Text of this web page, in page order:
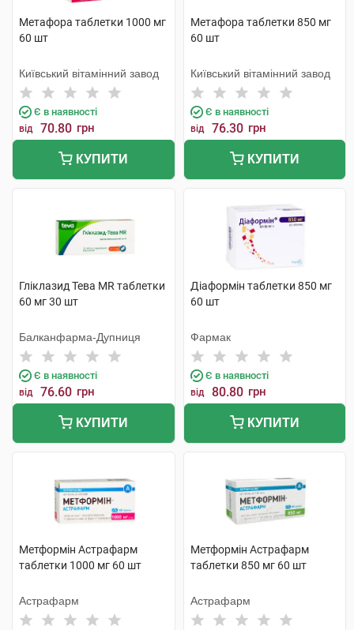
Метафора таблетки 1000 мг
60 шт
Київський вітамінний завод
Є в наявності
від 70.80 грн
КУПИТИ
Метафора таблетки 850 мг
60 шт
Київський вітамінний завод
Є в наявності
від 76.30 грн
КУПИТИ
Гліклазид Тева MR таблетки
60 мг 30 шт
Балканфарма-Дупниця
Є в наявності
від 76.60 грн
КУПИТИ
Діаформін таблетки 850 мг
60 шт
Фармак
Є в наявності
від 80.80 грн
КУПИТИ
Метформін Астрафарм
таблетки 1000 мг 60 шт
Астрафарм
Метформін Астрафарм
таблетки 850 мг 60 шт
Астрафарм